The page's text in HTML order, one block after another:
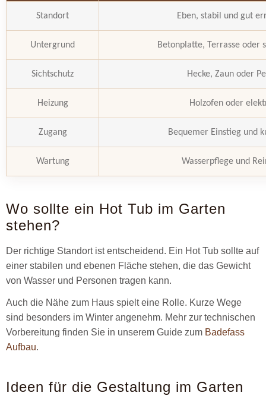
Standort Eben, stabil und gut
Untergrund Betonplatte, Terrasse oder
Sichtschutz Hecke, Zaun oder
Heizung Holzofen oder
Zugang Bequemer Einstieg und
Wartung Wasserpflege und
Wo sollte ein Hot Tub im Garten
stehen?
Der richtige Standort ist entscheidend. Ein Hot Tub sollte auf
einer stabilen und ebenen Fläche stehen, die das Gewicht
von Wasser und Personen tragen kann.
Auch die Nähe zum Haus spielt eine Rolle. Kurze Wege
sind besonders im Winter angenehm. Mehr zur technischen
Vorbereitung finden Sie in unserem Guide zum Badefass
Aufbau.
Ideen für die Gestaltung im Garten